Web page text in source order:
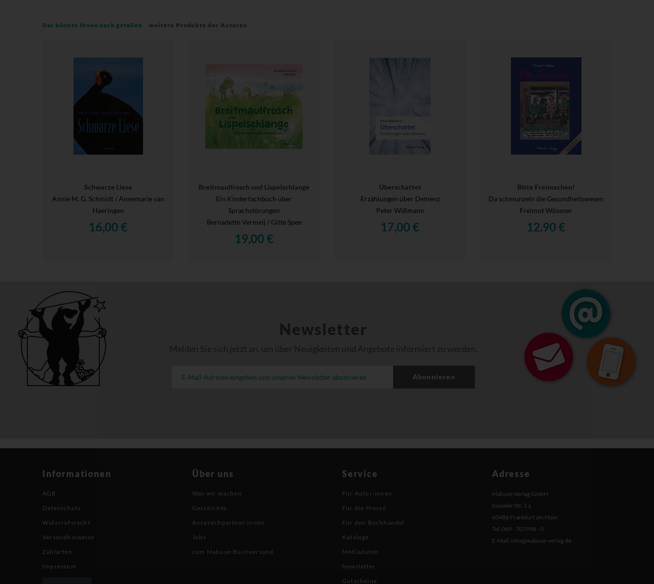
Das könnte Ihnen auch gefallen weitere Produkte der Autoren
Schwarze Liese
Annie M. G. Schmidt / Annemarie van
Haeringen
16,00 €
Breitmaulfrosch und Lispelschlange
Ein Kinderfachbuch über
Sprachstörungen
Bernadette Vermeij / Gitte Spee
19,00 €
Überschattet
Erzählungen über Demenz
Peter Wißmann
17,00 €
Bitte Freimachen!
Da schmunzeln die Gesundheitswesen
Freimut Wössner
12,90 €
Newsletter
Melden Sie sich jetzt an, um über Neuigkeiten und Angebote informiert zu werden.
Abonnieren
Informationen
AGB
Datenschutz
Widerrufsrecht
Versandhinweise
Zahlarten
Impressum
Über uns
Was wir machen
Geschichte
Ansprechpartner:innen
Jobs
zum Mabuse-Buchversand
Service
Für Autor:innen
Für die Presse
Für den Buchhandel
Kataloge
Mediadaten
Newsletter
Gutscheine
Adresse
Mabuse-Verlag GmbH
Kasseler Str. 1 a
60486 Frankfurt am Main
Tel: 069 - 707996 - 0
E-Mail: info@mabuse-verlag.de